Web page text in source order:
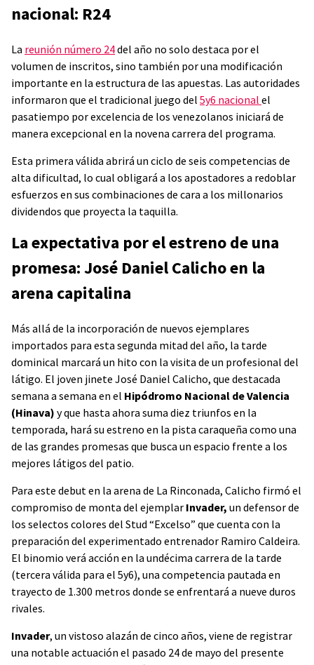
nacional: R24
La reunión número 24del año no solo destaca por el
volumen de inscritos, sino también por una modificación
importante en la estructura de las apuestas. Las autoridades
informaron que el tradicional juego del 5y6 nacional el
pasatiempo por excelencia de los venezolanos iniciará de
manera excepcional en la novena carrera del programa.
Esta primera válida abrirá un ciclo de seis competencias de
alta dificultad, lo cual obligará a los apostadores a redoblar
esfuerzos en sus combinaciones de cara a los millonarios
dividendos que proyecta la taquilla.
La expectativa por el estreno de una
promesa: José Daniel Calicho en la
arena capitalina
Más allá de la incorporación de nuevos ejemplares
importados para esta segunda mitad del año, la tarde
dominical marcará un hito con la visita de un profesional del
látigo. El joven jinete José Daniel Calicho, que destacada
semana a semana en el Hipódromo Nacional de Valencia
(Hinava) y que hasta ahora suma diez triunfos en la
temporada, hará su estreno en la pista caraqueña como una
de las grandes promesas que busca un espacio frente a los
mejores látigos del patio.
Para este debut en la arena de La Rinconada, Calicho firmó el
compromiso de monta del ejemplar Invader, un defensor de
los selectos colores del Stud “Excelso” que cuenta con la
preparación del experimentado entrenador Ramiro Caldeira.
El binomio verá acción en la undécima carrera de la tarde
(tercera válida para el 5y6), una competencia pautada en
trayecto de 1.300 metros donde se enfrentará a nueve duros
rivales.
Invader, un vistoso alazán de cinco años, viene de registrar
una notable actuación el pasado 24 de mayo del presente